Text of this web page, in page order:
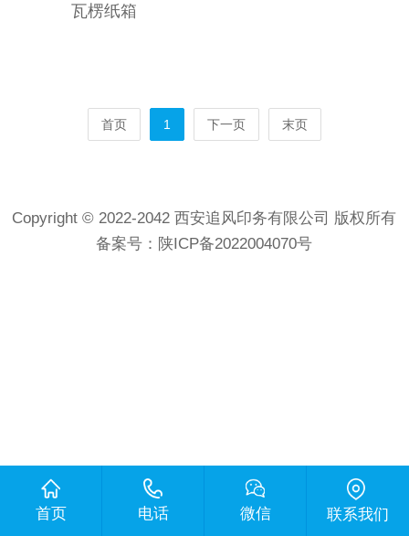
瓦楞纸箱
首页 1 下一页 末页
Copyright © 2022-2042 西安追风印务有限公司 版权所有
备案号： 陕ICP备2022004070号
首页 电话 微信 联系我们